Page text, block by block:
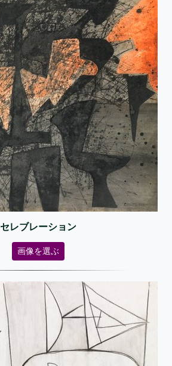
セレブレーション
画像を選ぶ